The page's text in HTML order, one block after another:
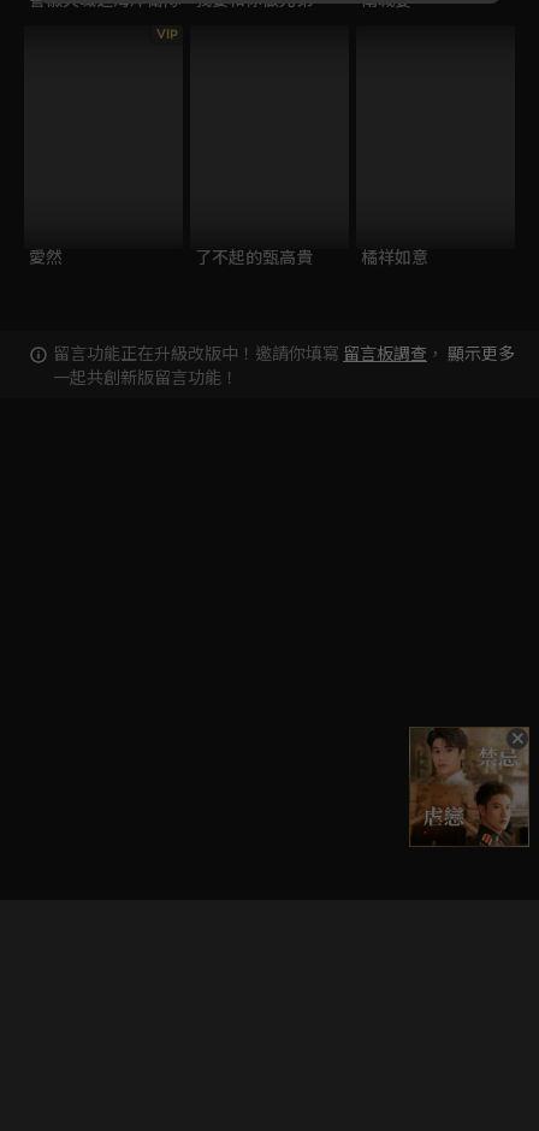
VIP
愛然 了不起的甄高貴 橘祥如意
留言功能正在升級改版中！邀請你填寫 留言板調查 ，
一起共創新版留言功能！
顯示更多